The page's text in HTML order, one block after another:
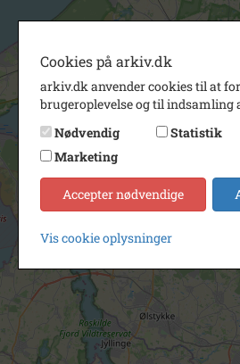
Cookies på arkiv.dk
arkiv.dk anvender cookies til at
brugeroplevelse og til indsamling
Nødvendig
Statistik
Marketing
Accepter nødvendige
Vis cookie oplysninger